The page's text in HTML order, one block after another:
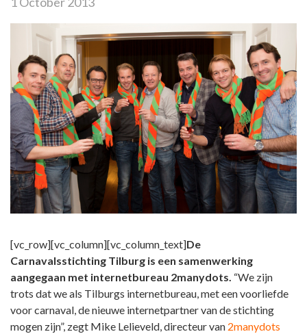
[vc_row][vc_column][vc_column_text]De
Carnavalsstichting Tilburg is een samenwerking
aangegaan met internetbureau 2manydots. “We zijn
trots dat we als Tilburgs internetbureau, met een voorliefde
voor carnaval, de nieuwe internetpartner van de stichting
mogen zijn”, zegt Mike Lelieveld, directeur van 2manydots